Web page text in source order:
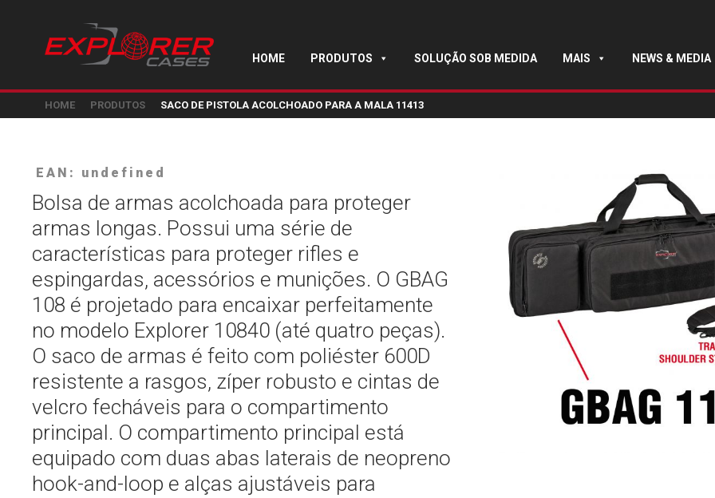
HOME PRODUTOS SOLUÇÃO SOB MEDIDA MAIS NEWS & MEDIA
HOME PRODUTOS SACO DE PISTOLA ACOLCHOADO PARA A MALA 11413
EAN: undefined
Bolsa de armas acolchoada para proteger
armas longas. Possui uma série de
características para proteger rifles e
espingardas, acessórios e munições. O GBAG
108 é projetado para encaixar perfeitamente
no modelo Explorer 10840 (até quatro peças).
O saco de armas é feito com poliéster 600D
resistente a rasgos, zíper robusto e cintas de
velcro fecháveis para o compartimento
principal. O compartimento principal está
equipado com duas abas laterais de neopreno
hook-and-loop e alças ajustáveis para